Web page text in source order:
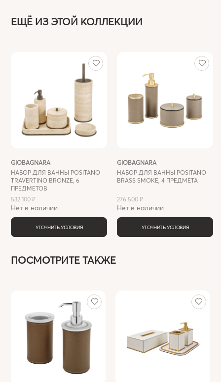
ЕЩЁ ИЗ ЭТОЙ КОЛЛЕКЦИИ
GIOBAGNARA
НАБОР ДЛЯ ВАННЫ POSITANO
TRAVERTINO BRONZE, 6
ПРЕДМЕТОВ
532 100 ₽
Нет в наличии
УТОЧНИТЬ УСЛОВИЯ
GIOBAGNARA
НАБОР ДЛЯ ВАННЫ POSITANO
BRASS SMOKE, 4 ПРЕДМЕТА
276 500 ₽
Нет в наличии
УТОЧНИТЬ УСЛОВИЯ
ПОСМОТРИТЕ ТАКЖЕ